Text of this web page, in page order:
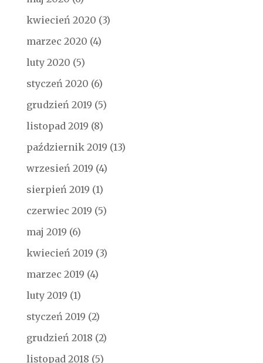
kwiecień 2020 (3)
marzec 2020 (4)
luty 2020 (5)
styczeń 2020 (6)
grudzień 2019 (5)
listopad 2019 (8)
październik 2019 (13)
wrzesień 2019 (4)
sierpień 2019 (1)
czerwiec 2019 (5)
maj 2019 (6)
kwiecień 2019 (3)
marzec 2019 (4)
luty 2019 (1)
styczeń 2019 (2)
grudzień 2018 (2)
listopad 2018 (5)